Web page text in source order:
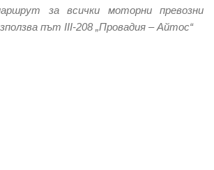
за всички моторни превозни
път III-208 „Провадия – Айтос“